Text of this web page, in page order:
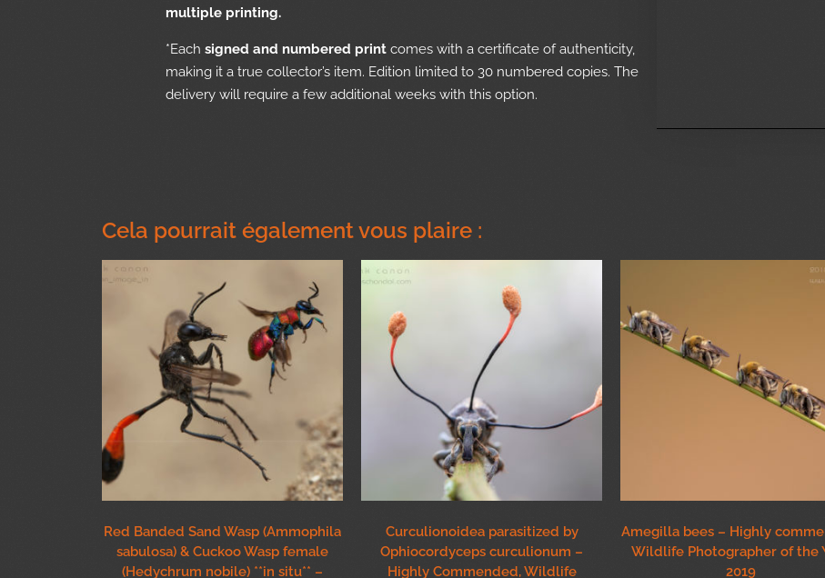
multiple printing.
*Each signed and numbered print comes with a certificate of authenticity,
making it a true collector’s item. Edition limited to 30 numbered copies. The
delivery will require a few additional weeks with this option.
Cela pourrait également vous plaire :
Red Banded Sand Wasp (Ammophila
sabulosa) & Cuckoo Wasp female
(Hedychrum nobile) **in situ** –
Curculionoidea parasitized by
Ophiocordyceps curculionum –
Highly Commended, Wildlife
Amegilla bees – Highly
Wildlife Photographer of the
2019